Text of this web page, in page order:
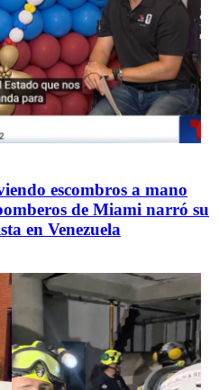
escombros a mano
de Miami narró su
en Venezuela